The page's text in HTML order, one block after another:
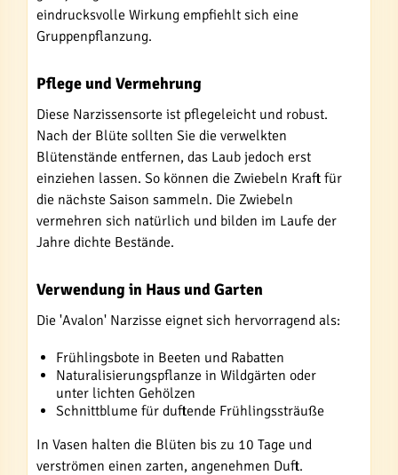
eindrucksvolle Wirkung empfiehlt sich eine
Gruppenpflanzung.
Pflege und Vermehrung
Diese Narzissensorte ist pflegeleicht und robust.
Nach der Blüte sollten Sie die verwelkten
Blütenstände entfernen, das Laub jedoch erst
einziehen lassen. So können die Zwiebeln Kraft für
die nächste Saison sammeln. Die Zwiebeln
vermehren sich natürlich und bilden im Laufe der
Jahre dichte Bestände.
Verwendung in Haus und Garten
Die 'Avalon' Narzisse eignet sich hervorragend als:
Frühlingsbote in Beeten und Rabatten
Naturalisierungspflanze in Wildgärten oder
unter lichten Gehölzen
Schnittblume für duftende Frühlingssträuße
In Vasen halten die Blüten bis zu 10 Tage und
verströmen einen zarten, angenehmen Duft.